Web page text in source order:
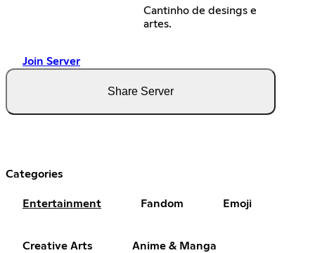
Cantinho de desings e
artes.
Join Server
Share Server
Categories
Entertainment Fandom Emoji
Creative Arts Anime & Manga